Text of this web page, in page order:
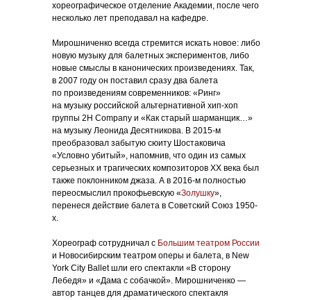
хореографическое отделение Академии, после чего
несколько лет преподавал на кафедре.
Мирошниченко всегда стремится искать новое: либо
новую музыку для балетных экспериментов, либо
новые смыслы в канонических произведениях. Так,
в 2007 году он поставил сразу два балета
по произведениям современников: «Ринг»
на музыку российской альтернативной хип-хоп
группы 2Н Company и «Как старый шарманщик…»
на музыку Леонида Десятникова. В 2015-м
преобразовал забытую сюиту Шостаковича
«Условно убитый», напомнив, что один из самых
серьезных и трагических композиторов XX века был
также поклонником джаза. А в 2016-м полностью
переосмыслил прокофьевскую «Золушку»,
перенеся действие балета в Советский Союз 1950-
х.
Хореограф сотрудничал с Большим театром России
и Новосибирским театром оперы и балета, в New
York City Ballet шли его спектакли «В сторону
Лебедя» и «Дама с собачкой». Мирошниченко —
автор танцев для драматического спектакля